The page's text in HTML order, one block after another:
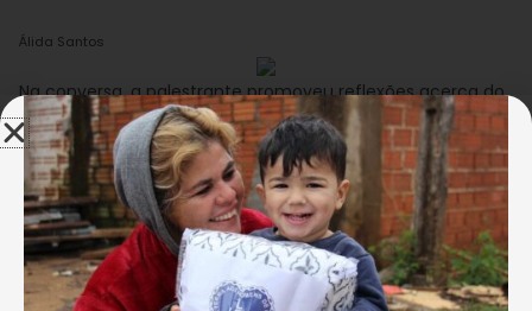
Álida Santos
Na conversa, a palestrante promoveu reflexões acerca do
consumo consciente da água, apresentando maneiras de
evitar o desperdício.
“Nós aprendemos muito! Está faltando água e em
alguns países as pessoas só podem usar 20 litros.
Então, se alguém vai lavar a calçada ou o carro tem
que trocar a mangueira pelo balde”, contou a